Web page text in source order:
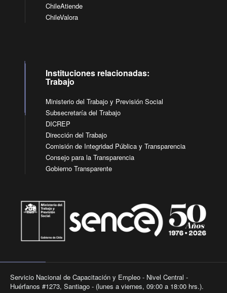
ChileAtiende
ChileValora
Instituciones relacionadas:
Trabajo
Ministerio del Trabajo y Previsión Social
Subsecretaría del Trabajo
DICREP
Dirección del Trabajo
Comisión de Integridad Pública y Transparencia
Consejo para la Transparencia
Gobierno Transparente
Servicio Nacional de Capacitación y Empleo - Nivel Central -
Huérfanos #1273, Santiago - (lunes a viernes, 09:00 a 18:00 hrs.).